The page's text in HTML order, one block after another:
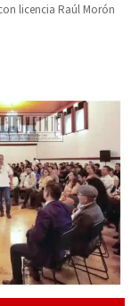
licencia Raúl Morón